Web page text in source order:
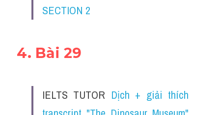
SECTION 2
4. Bài 29
IELTS TUTOR Dịch + giải thích